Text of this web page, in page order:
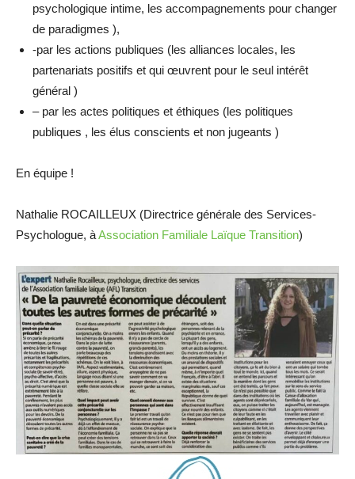
psychologique intime, les accompagnements pour changer
de paradigmes ),
-par les actions publiques (les alliances locales, les
partenariats positifs et qui œuvrent pour le seul intérêt
général )
– par les actes politiques et éthiques (les politiques
publiques , les élus conscients et non jugeants )
En équipe !
Nathalie ROCAILLEUX (Directrice générale des Services-
Psychologue, àAssociation Familiale Laïque Transition)